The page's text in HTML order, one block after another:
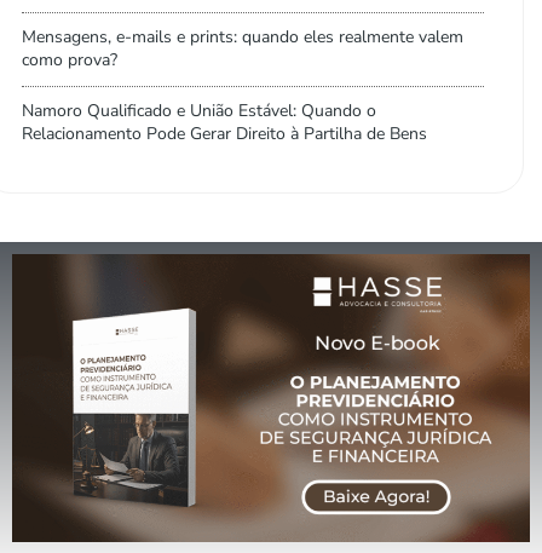
Mensagens, e-mails e prints: quando eles realmente valem
como prova?
Namoro Qualificado e União Estável: Quando o
Relacionamento Pode Gerar Direito à Partilha de Bens